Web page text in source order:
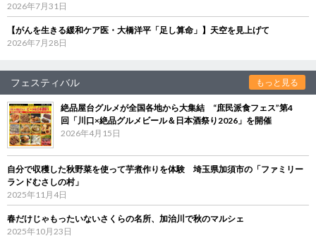
2026年7月31日
【がんを生きる緩和ケア医・大橋洋平「足し算命」】天空を見上げて
2026年7月28日
フェスティバル もっと見る
絶品屋台グルメが全国各地から大集結 “庶民派食フェス”第4
回「川口×絶品グルメビール＆日本酒祭り2026」を開催
2026年4月15日
自分で収穫した秋野菜を使って芋煮作りを体験 埼玉県加須市の「ファミリー
ランドむさしの村」
2025年11月4日
春だけじゃもったいないさくらの名所、加治川で秋のマルシェ
2025年10月23日